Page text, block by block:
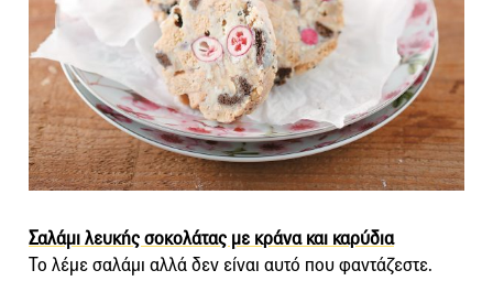
Σαλάμι λευκής σοκολάτας με κράνα και καρύδια
Το λέμε σαλάμι αλλά δεν είναι αυτό που φαντάζεστε.